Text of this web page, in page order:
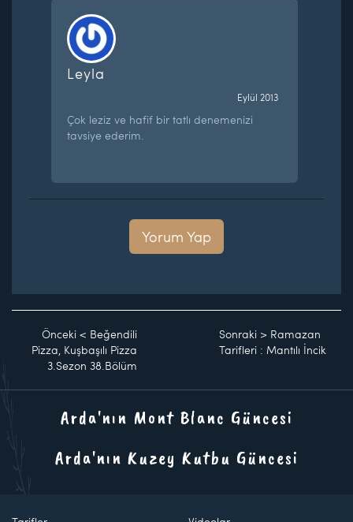
Leyla
Eylül 2013
Çok leziz ve hafif bir tatlı denemenizi
tavsiye ederim.
Yorum Yap
Önceki < Beğendili
Pizza, Kuşbaşılı Pizza
3.Sezon 38.Bölüm
Sonraki > Ramazan
Tarifleri : Mantılı İncik
Arda'nın Mont Blanc Güncesi
Arda'nın Kuzey Kutbu Güncesi